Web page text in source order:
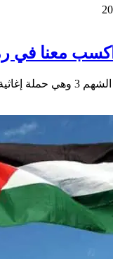
معنا في
يومية عبر صفحتها…